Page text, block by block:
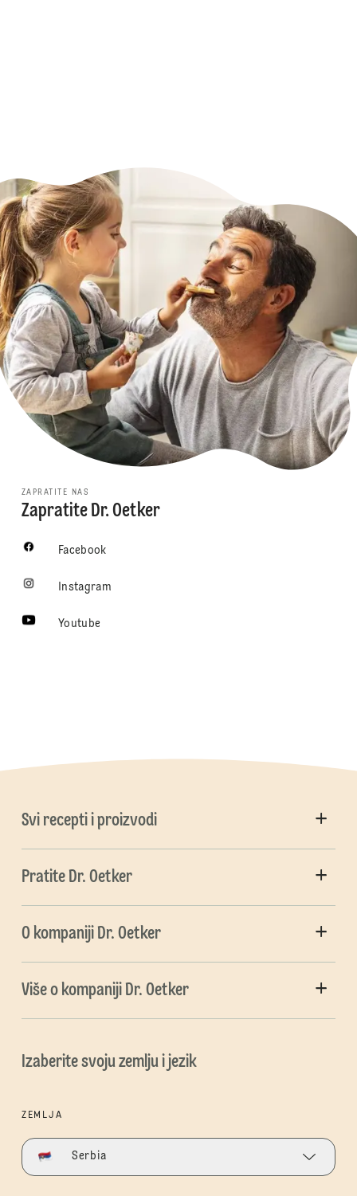
ZAPRATITE NAS
Zapratite Dr. Oetker
Facebook
Instagram
Youtube
Svi recepti i proizvodi
Pratite Dr. Oetker
O kompaniji Dr. Oetker
Više o kompaniji Dr. Oetker
Izaberite svoju zemlju i jezik
ZEMLJA
Serbia